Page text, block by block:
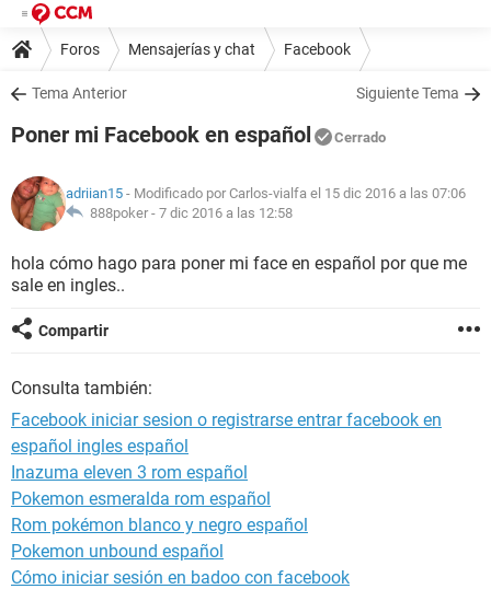
Foros Mensajerías y chat Facebook
Tema Anterior Siguiente Tema
Poner mi Facebook en español Cerrado
adriian15 - Modificado por Carlos-vialfa el 15 dic 2016 a las 07:06
888poker - 7 dic 2016 a las 12:58
hola cómo hago para poner mi face en español por que me
sale en ingles..
Compartir
Consulta también:
Facebook iniciar sesion o registrarse entrar facebook en
español ingles español
Inazuma eleven 3 rom español
Pokemon esmeralda rom español
Rom pokémon blanco y negro español
Pokemon unbound español
Cómo iniciar sesión en badoo con facebook